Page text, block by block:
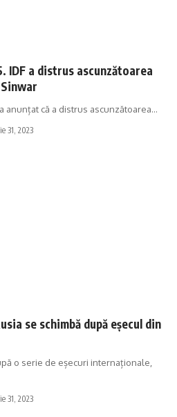
IDF a distrus ascunzătoarea
anunțat că a distrus ascunzătoarea…
31, 2023
se schimbă după eșecul din
o serie de eșecuri internaționale,
31, 2023